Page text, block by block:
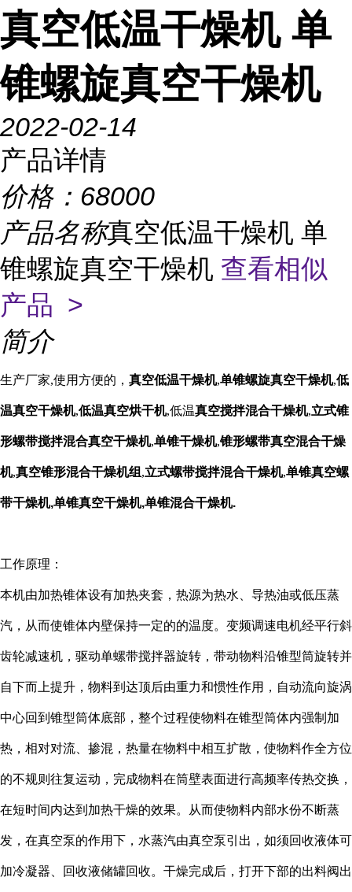
真空低温干燥机 单
锥螺旋真空干燥机
2022-02-14
产品详情
价格： 68000
产品名称真空低温干燥机 单
锥螺旋真空干燥机 查看相似
产品 >
简介
生产厂家,使用方便的， 真空低温干燥机,单锥螺旋真空干燥机,低
温真空干燥机,低温真空烘干机,低温真空搅拌混合干燥机,立式锥
形螺带搅拌混合真空干燥机,单锥干燥机,锥形螺带真空混合干燥
机,真空锥形混合干燥机组 ,立式螺带搅拌混合干燥机,单锥真空螺
带干燥机,单锥真空干燥机,单锥混合干燥机.
工作原理：
本机由加热锥体设有加热夹套，热源为热水、导热油或低压蒸
汽，从而使锥体内壁保持一定的的温度。变频调速电机经平行斜
齿轮减速机，驱动单螺带搅拌器旋转，带动物料沿锥型筒旋转并
自下而上提升，物料到达顶后由重力和惯性作用，自动流向旋涡
中心回到锥型筒体底部，整个过程使物料在锥型筒体内强制加
热，相对对流、掺混，热量在物料中相互扩散，使物料作全方位
的不规则往复运动，完成物料在筒壁表面进行高频率传热交换，
在短时间内达到加热干燥的效果。从而使物料内部水份不断蒸
发，在真空泵的作用下，水蒸汽由真空泵引出，如须回收液体可
加冷凝器、回收液储罐回收。干燥完成后，打开下部的出料阀出